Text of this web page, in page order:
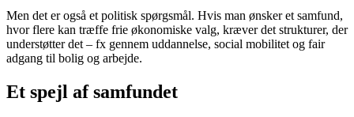
Men det er også et politisk spørgsmål. Hvis man ønsker et samfund,
hvor flere kan træffe frie økonomiske valg, kræver det strukturer, der
understøtter det – fx gennem uddannelse, social mobilitet og fair
adgang til bolig og arbejde.
Et spejl af samfundet